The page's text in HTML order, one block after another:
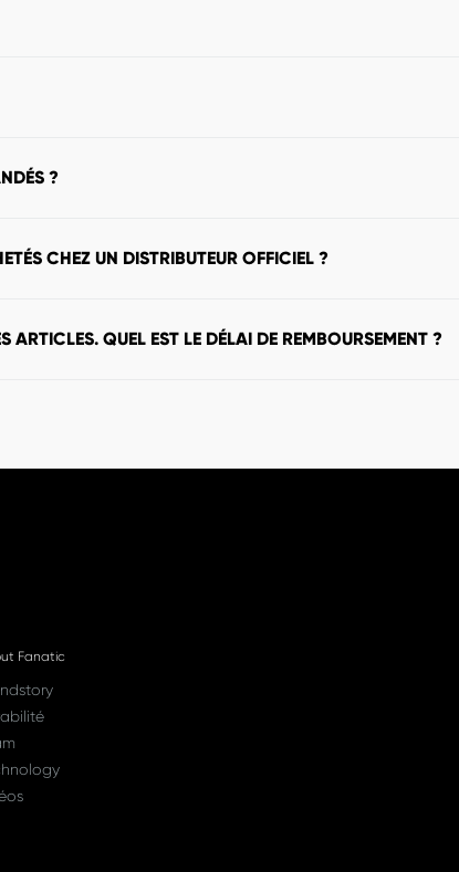
ces frais du montant du remboursement.
?
CHEZ UN DISTRIBUTEUR OFFICIEL ?
QUEL EST LE DÉLAI DE REMBOURSEMENT ?
Fanatic